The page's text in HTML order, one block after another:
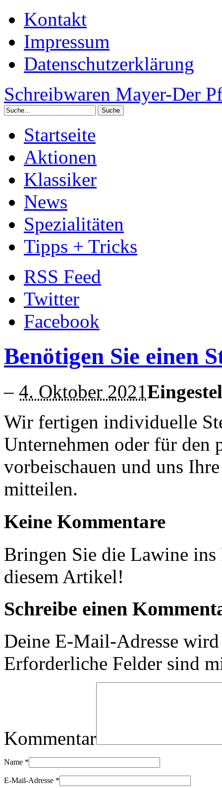
Kontakt
Impressum
Datenschutzerklärung
Schreibwaren Mayer-Der
Startseite
Aktionen
Klassiker
News
Spezialitäten
Tipps + Tricks
RSS Feed
Twitter
Facebook
Benötigen Sie einen
– 4. Oktober 2021
Wir fertigen individuelle
Unternehmen oder für den
vorbeischauen und uns
mitteilen.
Keine Kommentare
Bringen Sie die Lawine
diesem Artikel!
Schreibe einen
Deine E-Mail-Adresse
Erforderliche Felder sind
Kommentar
Name *
E-Mail-Adresse *